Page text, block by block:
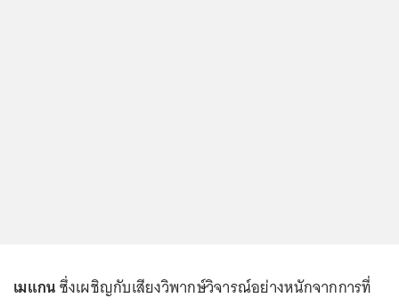
เมแกนซึ่งเผชิญกับเสียงวิพากษ์วิจารณ์อย่างหนักจากการที่